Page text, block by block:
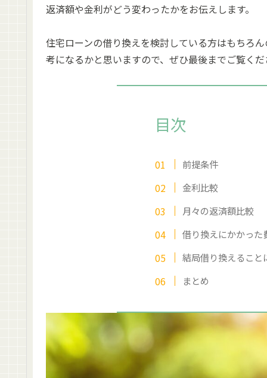
返済額や金利がどう変わったかをお伝えします。
住宅ローンの借り換えを検討している方はもちろ
考になるかと思いますので、ぜひ最後までご覧く
目次
前提条件
金利比較
月々の返済額比較
借り換えにかかった
結局借り換えること
まとめ